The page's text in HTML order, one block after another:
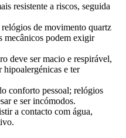
resistente a riscos, seguida
relógios de movimento quartz
mecânicos podem exigir
deve ser macio e respirável,
hipoalergénicas e ter
conforto pessoal; relógios
e ser incómodos.
a contacto com água,